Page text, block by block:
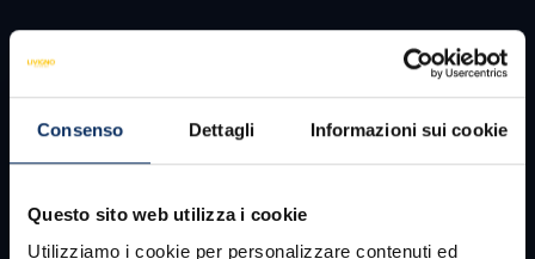
Consenso Dettagli Informazioni sui cookie
Questo sito web utilizza i cookie
Utilizziamo i cookie per personalizzare contenuti ed